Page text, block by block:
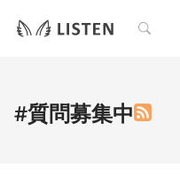
検索
#質問募集中